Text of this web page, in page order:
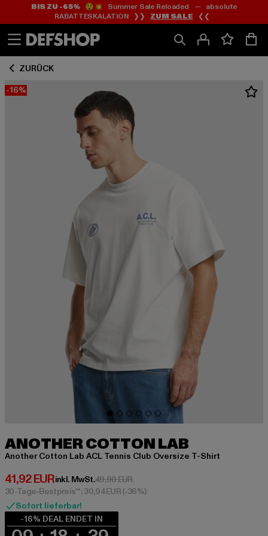
Zum
Inhalt
springen
Zum
Fußzeile
springen
BIS ZU -65%😲💥 Summer Sale Reloaded — absolute
RABATTESKALATION ❯❯ ZUM SALE ❮❮
ZURÜCK
-16%
ANOTHER COTTON LAB
Another Cotton Lab ACL Tennis Club Oversize T-Shirt
41,92 EUR
Derzeitiger Preis: 41,92 EUR
inkl. MwSt.49,90 EURAktionspreis: 49,90 EUR
30-Tage-Bestpreis**: 30,94 EUR(-36%)
Sofort lieferbar!
-16% DEAL ENDET IN